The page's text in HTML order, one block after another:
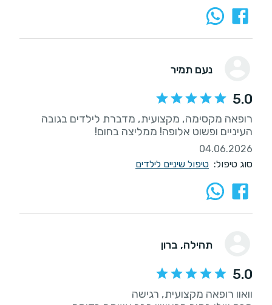
נעם תמיר
5.0
רופאה מקסימה, מקצועית, מדברת לילדים בגובה
העיניים ופשוט אלופה! ממליצה בחום!
04.06.2026
סוג טיפול: טיפול שיניים לילדים
תהילה, ברון
5.0